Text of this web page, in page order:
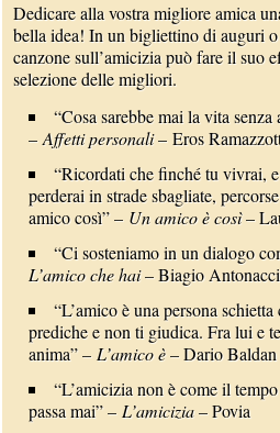
Dedicare alla vostra migliore amica
bella idea! In un bigliettino di auguri
canzone sull’amicizia può fare il suo
selezione delle migliori.
“Cosa sarebbe mai la vita
–Affetti personali– Eros
“Ricordati che finché tu vivrai,
perderai in strade sbagliate,
amico così” – Un amico è così–
“Ci sosteniamo in un dialogo
L’amico che hai– Biagio Antonacci
“L’amico è una persona
prediche e non ti giudica. Fra lui e
anima” – L’amico è– Dario
“L’amicizia non è come il
passa mai” – L’amicizia– Povia